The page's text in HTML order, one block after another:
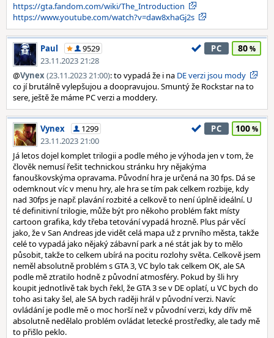
https://gta.fandom.com/wiki/The_Introduction
https://www.youtube.com/watch?v=daw8xhaGj2s
Paul
9529
23.11.2023 21:28
PC 80
@Vynex(23.11.2023 21:00): to vypadá že i na DE verzi jsou mody
co jí brutálně vylepšujou a doopravujou. Smuntý že Rockstar na to
sere, ještě že máme PC verzi a moddery.
Vynex
1299
23.11.2023 21:00
PC 100
Já letos dojel komplet trilogii a podle mého je výhoda jen v tom, že
člověk nemusí řešit technickou stránku hry nějakýma
fanouškovskýma opravama. Původní hra je určená na 30 fps. Dá se
odemknout víc v menu hry, ale hra se tím pak celkem rozbije, kdy
nad 30fps je např. plavání rozbité a celkově to není úplně ideální. U
té definitivní trilogie, může být pro někoho problém fakt místy
cartoon grafika, kdy třeba tetování vypadá hrozně. Plus pár věcí
jako, že v San Andreas jde vidět celá mapa už z prvního města, takže
celé to vypadá jako nějaký zábavní park a né stát jak by to mělo
působit, takže to celkem ubírá na pocitu rozlohy světa. Celkově jsem
neměl absolutně problém s GTA 3, VC bylo tak celkem OK, ale SA
podle mě ztratilo hodně z původní atmosféry. Pokud by šli hry
koupit jednotlivě tak bych řekl, že GTA 3 se v DE oplatí, u VC bych do
toho asi taky šel, ale SA bych raději hrál v původní verzi. Navíc
ovládání je podle mě o moc horší než v původní verzi, kdy dřív mě
absolutně nedělalo problém ovládat letecké prostředky, ale tady mě
to přišlo peklo.